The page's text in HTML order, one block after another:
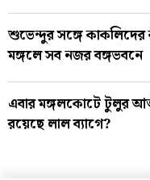
শুভেন্দুর সঙ্গে
মঙ্গলে সব নজর বঙ্গভবনে
এবার মঙ্গলকোটে টুলুর
রয়েছে লাল ব্যাগে?